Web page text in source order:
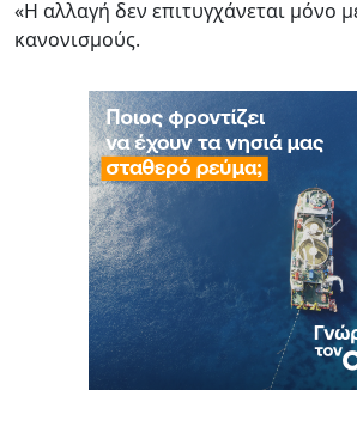
«Η αλλαγή δεν επιτυγχάνεται μόνο
κανονισμούς.